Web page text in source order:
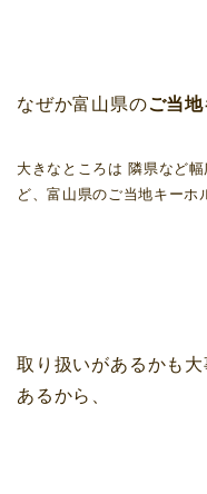
なぜか富山県のご当
大きなところは 隣県など
ど、富山県のご当地キーホ
取り扱いがあるかも
あるから、